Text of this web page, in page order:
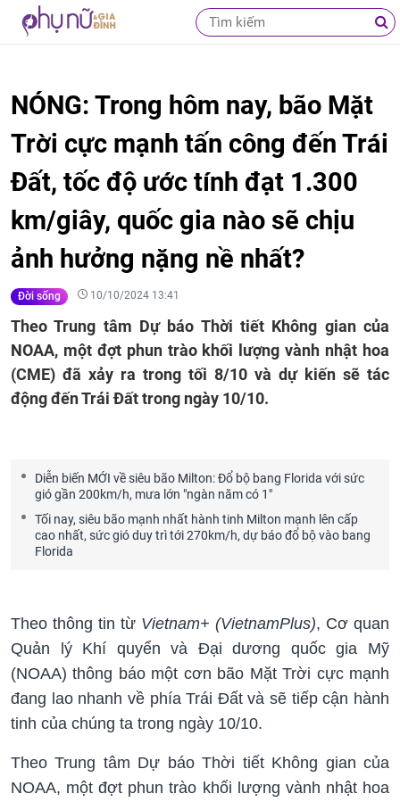
NÓNG: Trong hôm nay, bão Mặt
Trời cực mạnh tấn công đến Trái
Đất, tốc độ ước tính đạt 1.300
km/giây, quốc gia nào sẽ chịu
ảnh hưởng nặng nề nhất?
Đời sống 10/10/2024 13:41
Theo Trung tâm Dự báo Thời tiết Không gian của
NOAA, một đợt phun trào khối lượng vành nhật hoa
(CME) đã xảy ra trong tối 8/10 và dự kiến sẽ tác
động đến Trái Đất trong ngày 10/10.
Diễn biến MỚI về siêu bão Milton: Đổ bộ bang Florida với sức
gió gần 200km/h, mưa lớn "ngàn năm có 1"
Tối nay, siêu bão mạnh nhất hành tinh Milton mạnh lên cấp
cao nhất, sức gió duy trì tới 270km/h, dự báo đổ bộ vào bang
Florida
Theo thông tin từ Vietnam+ (VietnamPlus), Cơ quan
Quản lý Khí quyển và Đại dương quốc gia Mỹ
(NOAA) thông báo một cơn bão Mặt Trời cực mạnh
đang lao nhanh về phía Trái Đất và sẽ tiếp cận hành
tinh của chúng ta trong ngày 10/10.
Theo Trung tâm Dự báo Thời tiết Không gian của
NOAA, một đợt phun trào khối lượng vành nhật hoa